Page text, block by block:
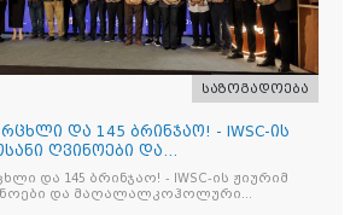
საზოგადოება
და 145 ბრინჯაო! - IWSC-ის
ღვინოები და
სასმელე
და 145 ბრინჯაო! - IWSC-ის ჟიურიმ